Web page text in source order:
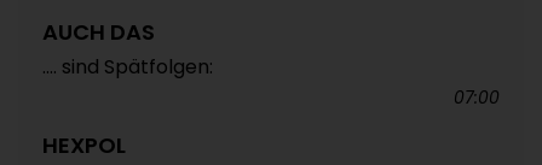
AUCH DAS
.... sind Spätfolgen:
07:00
HEXPOL